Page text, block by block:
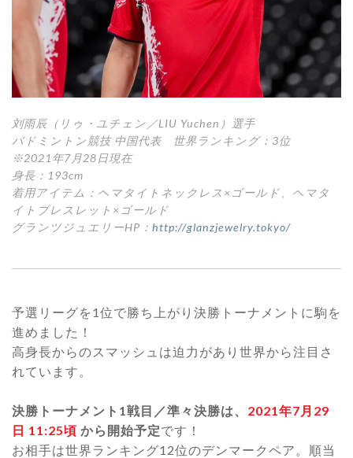
刘雨辰（リゥ・ユチェン／LIU Yuchen）選手
バドミントン競技 中国代表 世界ランキング：3位
※2021年7月28日現在
身長：193cm
着用アイテム：ヘマタイトネックレス×ゴールド、ヘマタ
イトブレスレット×ゴールド
グランツジュエリーHP： http://glanzjewelry.tokyo/
予選リーグを1位で勝ち上がり決勝トーナメントに駒を
進めました！
高身長からのスマッシュは迫力があり世界から注目さ
れています。
決勝トーナメント1戦目／準々決勝は、 2021年7月29
日 11:25頃 から開始予定です！
お相手は世界ランキング12位のデンマークペア。順当